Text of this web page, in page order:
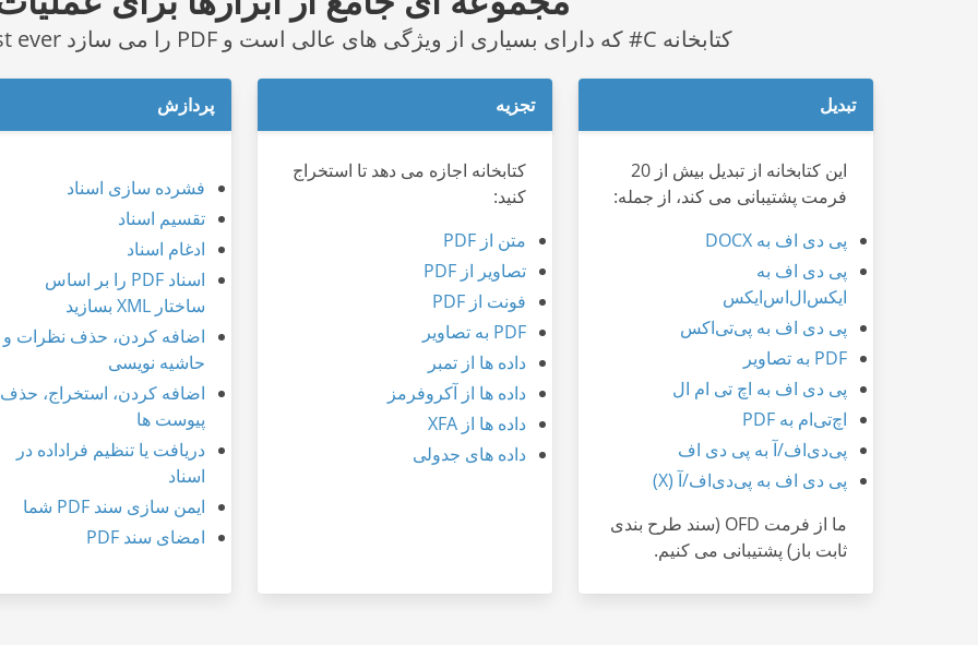
کتابخانه C# که دارای بسیاری از ویژگی های عالی است و PDF را می سازد manipulation the easiest ever.
تبدیل
این کتابخانه از تبدیل بیش از 20
فرمت پشتیبانی می کند، از جمله:
پی دی اف به DOCX
پی دی اف به
ایکس‌ال‌اس‌ایکس
پی دی اف به پی‌تی‌اکس
PDF به تصاویر
پی دی اف به اچ تی ام ال
اچ‌تی‌ام به PDF
پی‌دی‌اف/آ به پی دی اف
پی دی اف به پی‌دی‌اف/آ (X)
ما از فرمت OFD (سند طرح بندی
ثابت باز) پشتیبانی می کنیم.
تجزیه
کتابخانه اجازه می دهد تا استخراج
کنید:
متن از PDF
تصاویر از PDF
فونت از PDF
PDF به تصاویر
داده ها از تمبر
داده ها از آکروفرمز
داده ها از XFA
داده های جدولی
پردازش
فشرده سازی اسناد
تقسیم اسناد
ادغام اسناد
اسناد PDF را بر اساس
ساختار XML بسازید
اضافه کردن، حذف نظرات و
حاشیه نویسی
اضافه کردن، استخراج، حذف
پیوست ها
دریافت یا تنظیم فراداده در
اسناد
ایمن سازی سند PDF شما
امضای سند PDF